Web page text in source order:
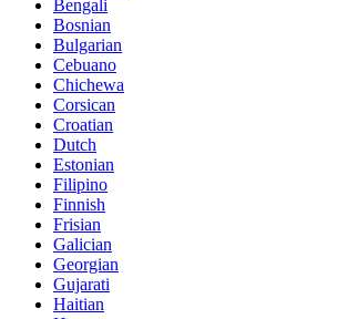
Bengali
Bosnian
Bulgarian
Cebuano
Chichewa
Corsican
Croatian
Dutch
Estonian
Filipino
Finnish
Frisian
Galician
Georgian
Gujarati
Haitian